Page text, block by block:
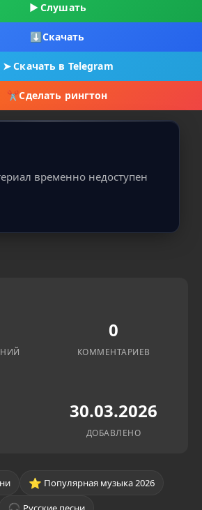
▶ Слушать
⬇Скачать
➤Скачать в Telegram
✂Сделать рингтон
временно недоступен
0
КОММЕНТАРИЕВ
30.03.2026
ДОБАВЛЕНО
⭐ Популярная музыка 2026